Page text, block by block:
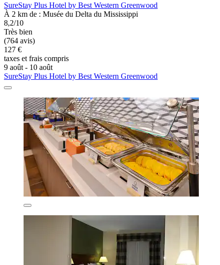
SureStay Plus Hotel by Best Western Greenwood
À 2 km de : Musée du Delta du Mississippi
8,2/10
Très bien
(764 avis)
127 €
taxes et frais compris
9 août - 10 août
SureStay Plus Hotel by Best Western Greenwood